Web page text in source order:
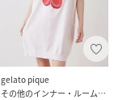
gelato pique
その他のインナー・ルームウェア